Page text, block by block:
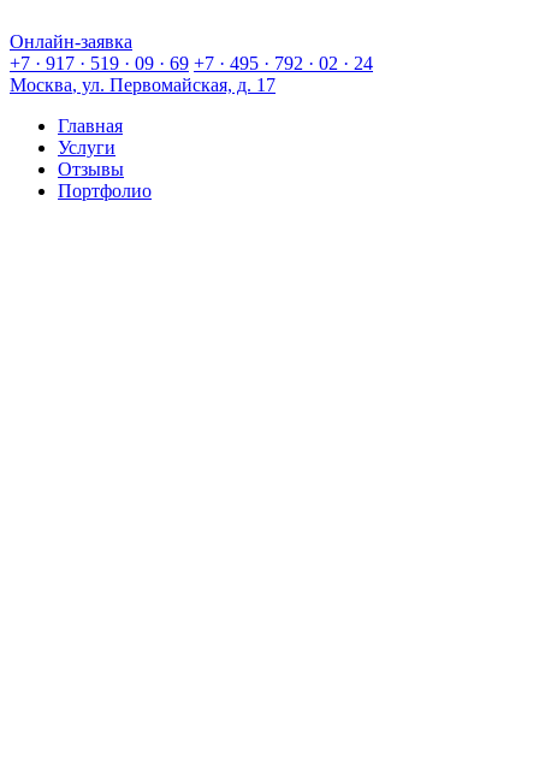
Онлайн-заявка
+7 · 917 · 519 · 09 · 69 +7 · 495 · 792 · 02 · 24
Москва, ул. Первомайская, д. 17
Главная
Услуги
Отзывы
Портфолио